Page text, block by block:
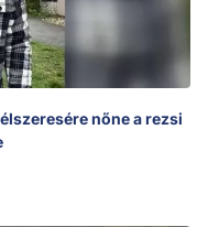
nőne a rezsi